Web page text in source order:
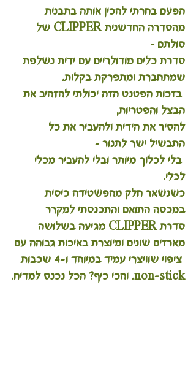
הפעם בחרתי להכין אותה בתבנית
מהסדרה החדשנית CLIPPER של
סולתם –
סדרת כלים מודולריים עם ידית נשלפת
שמתחברת ומתפרקת בקלות.
בזכות הפטנט הזה יכולתי להזהיב את
הבצל והפטריות,
להסיר את הידית ולהעביר את כל
התבשיל ישר לתנור –
בלי לכלוך מיותר ובלי להעביר מכלי
לכלי.
כשנשאר חלק מהפשטידה כיסית
במכסה התואם והתכנסתי למקרר
סדרת CLIPPER מגיעה בשלושה
מארזים שונים ומיוצרת באיכות גבוהה עם
ציפוי שוויצרי עמיד במיוחד ו-4 שכבות
non-stick. והכי כיף? הכל נכנס למדיח.